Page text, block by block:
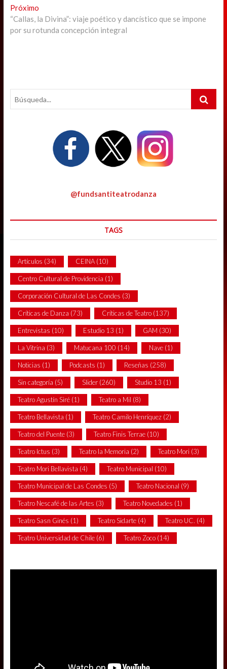
entradas
PróximoNext
post:
“Callas, la Divina”: viaje poético y dancístico que se impone
por su rotunda concepción integral
Search
@fundsantiteatrodanza
TAGS
Artículos (34) CEINA(10)
Centro Cultural de Providencia (1)
Corporación Cultural de Las Condes (3)
Críticas de Danza (73) Críticas de Teatro(137)
Entrevistas (10) Estudio 13 (1) GAM (30)
La Vitrina (3) Matucana 100 (14) Nave(1)
Noticias (1) Podcasts (1) Reseñas (258)
Sin categoría (5) Slider(260) Studio 13 (1)
Teatro Agustín Siré(1) Teatro a Mil (8)
Teatro Bellavista (1) Teatro Camilo Henríquez(2)
Teatro del Puente(3) Teatro Finis Terrae(10)
Teatro Ictus (3) Teatro la Memoria (2) Teatro Mori (3)
Teatro Mori Bellavista (4) Teatro Municipal (10)
Teatro Municipal de Las Condes (5) Teatro Nacional (9)
Teatro Nescafé de las Artes (3) Teatro Novedades (1)
Teatro Sasn Ginés (1) Teatro Sidarte(4) Teatro UC. (4)
Teatro Universidad de Chile(6) Teatro Zoco(14)